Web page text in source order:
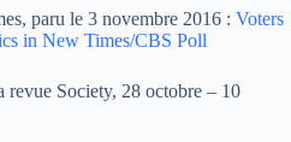
paru le 3 novembre 2016 : Voters
in New Times/CBS Poll
revue Society, 28 octobre – 10